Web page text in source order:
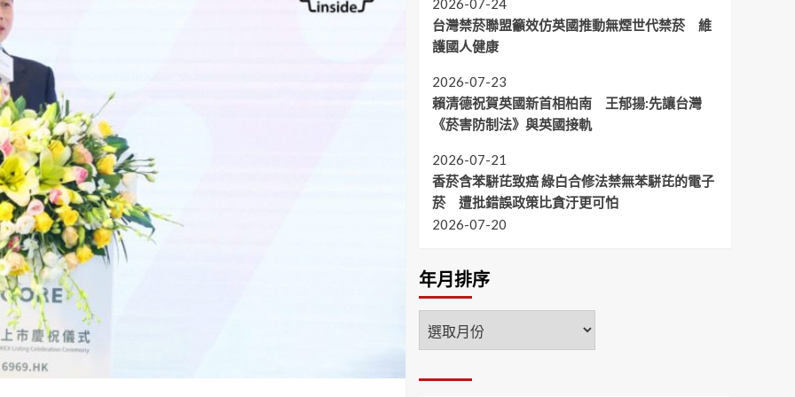
2026-07-24
台灣禁菸聯盟籲效仿英國推動無煙世代禁菸 維
護國人健康
2026-07-23
賴清德祝賀英國新首相柏南 王郁揚:先讓台灣
《菸害防制法》與英國接軌
2026-07-21
香菸含苯駢芘致癌 綠白合修法禁無苯駢芘的電子
菸 遭批錯誤政策比貪汙更可怕
2026-07-20
年月排序
年
月